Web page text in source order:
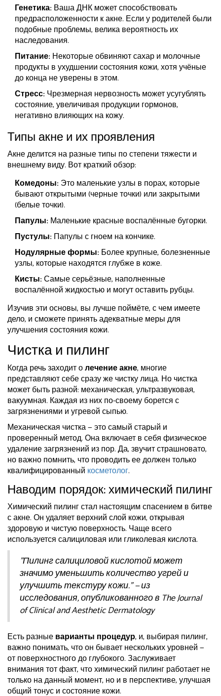
Генетика: Ваша ДНК может способствовать
предрасположенности к акне. Если у родителей были
подобные проблемы, велика вероятность их
наследования.
Питание: Некоторые обвиняют сахар и молочные
продукты в ухудшении состояния кожи, хотя учёные
до конца не уверены в этом.
Стресс: Чрезмерная нервозность может усугублять
состояние, увеличивая продукции гормонов,
негативно влияющих на кожу.
Типы акне и их проявления
Акне делится на разные типы по степени тяжести и
внешнему виду. Вот краткий обзор:
Комедоны: Это маленькие узлы в порах, которые
бывают открытыми (черные точки) или закрытыми
(белые точки).
Папулы: Маленькие красные воспалённые бугорки.
Пустулы: Папулы с гноем на кончике.
Нодулярные формы: Более крупные, болезненные
узлы, которые находятся глубже в коже.
Кисты:Самые серьёзные, наполненные
воспалённой жидкостью и могут оставить рубцы.
Изучив эти основы, вы лучше поймёте, с чем имеете
дело, и сможете принять адекватные меры для
улучшения состояния кожи.
Чистка и пилинг
Когда речь заходит олечение акне, многие
представляют себе сразу же чистку лица. Но чистка
может быть разной: механическая, ультразвуковая,
вакуумная. Каждая из них по-своему борется с
загрязнениями и угревой сыпью.
Механическая чистка — это самый старый и
проверенный метод. Она включает в себя физическое
удаление загрязнений из пор. Да, звучит страшновато,
но важно помнить, что проводить ее должен только
квалифицированный косметолог.
Наводим порядок: химический пилинг
Химический пилинг стал настоящим спасением в битве
с акне. Он удаляет верхний слой кожи, открывая
здоровую и чистую поверхность. Чаще всего
используется салициловая или гликолевая кислота.
"Пилинг салициловой кислотой может
значимо уменьшить количество угрей и
улучшить текстуру кожи." — из
исследования, опубликованного в The Journal
of Clinical and Aesthetic Dermatology
Есть разныеварианты процедур, и, выбирая пилинг,
важно понимать, что он бывает нескольких уровней —
от поверхностного до глубокого. Заслуживает
внимания тот факт, что химический пилинг работает не
только на данный момент, но и в перспективе, улучшая
общий тонус и состояние кожи.